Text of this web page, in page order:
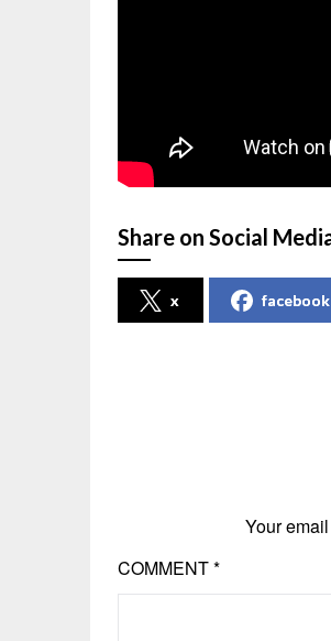
Share on Social
x facebook
Your
COMMENT*